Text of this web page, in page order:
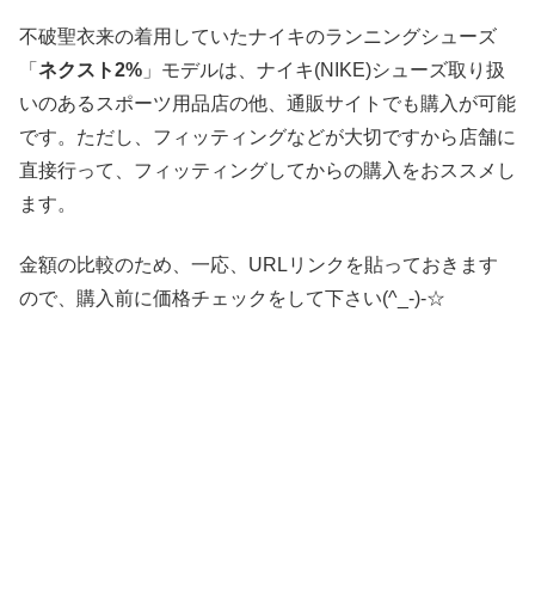
不破聖衣来の着用していたナイキのランニングシューズ
「 ネクスト2% 」モデルは、ナイキ(NIKE)シューズ取り扱
いのあるスポーツ用品店の他、通販サイトでも購入が可能
です。ただし、フィッティングなどが大切ですから店舗に
直接行って、フィッティングしてからの購入をおススメし
ます。
金額の比較のため、一応、URLリンクを貼っておきます
ので、購入前に価格チェックをして下さい(^_-)-☆